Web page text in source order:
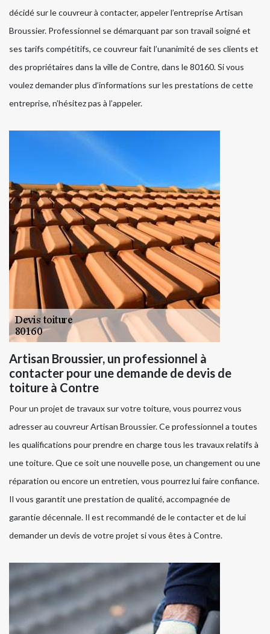
décidé sur le couvreur à contacter, appeler l’entreprise Artisan
Broussier. Professionnel se démarquant par son travail soigné et
ses tarifs compétitifs, ce couvreur fait l’unanimité de ses clients et
des propriétaires dans la ville de Contre, dans le 80160. Si vous
voulez demander plus d’informations sur les prestations de cette
entreprise, n’hésitez pas à l’appeler.
Artisan Broussier, un professionnel à
contacter pour une demande de devis de
toiture à Contre
Pour un projet de travaux sur votre toiture, vous pourrez vous
adresser au couvreur Artisan Broussier. Ce professionnel a toutes
les qualifications pour prendre en charge tous les travaux relatifs à
une toiture. Que ce soit une nouvelle pose, un changement ou une
réparation ou encore un entretien, vous pourrez lui faire confiance.
Il vous garantit une prestation de qualité, accompagnée de
garantie décennale. Il est recommandé de le contacter et de lui
demander un devis de votre projet si vous êtes à Contre.